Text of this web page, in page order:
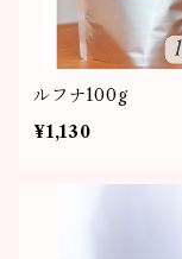
ルフナ100g
¥1,130